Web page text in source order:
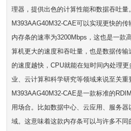
理器，提供出色的计算性能和数据吞吐量
M393AAG40M32-CAE可以实现更快的传
内存条的速率为3200Mbps，这也是一款
算机更大的速度和吞吐量，也是数据传
的速度越快，CPU就能在短时间内处理
业、云计算和科学研究等领域来说至关重
M393AAG40M32-CAE是一款标准的
用场合。比如数据中心、云应用、服务
域。这意味着这款内存条可以与许多不